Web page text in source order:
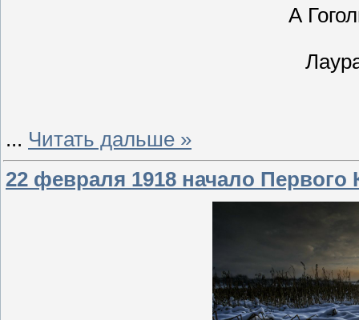
А
... Читать дальше »
22 февраля 1918 начало Первого